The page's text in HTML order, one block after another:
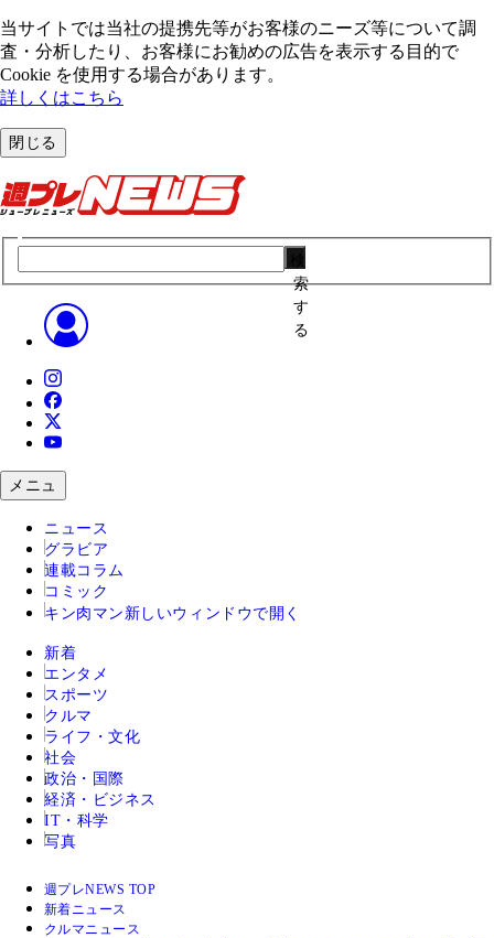
当サイトでは当社の提携先等がお客様のニーズ等について調
査・分析したり、お客様にお勧めの広告を表⽰する⽬的で
Cookie を使⽤する場合があります。
詳しくはこちら
閉じる
索
す
る
メニュ
ニュース
グラビア
連載コラム
コミック
キン肉マン 新しいウィンドウで開く
新着
エンタメ
スポーツ
クルマ
ライフ・文化
社会
政治・国際
経済・ビジネス
IT・科学
写真
週プレNEWS TOP
新着ニュース
クルマニュース